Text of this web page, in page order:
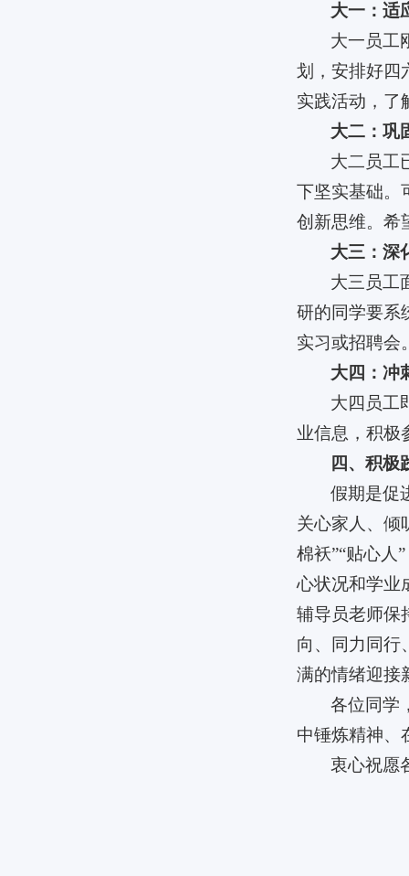
大一：适
大一员工
划，安排好四
实践活动，了
大二：巩
大二员工
下坚实基础。
创新思维。希
大三：深
大三员工
研的同学要系
实习或招聘会
大四：冲
大四员工
业信息，积极
四、积极
假期是促
关心家人、倾
棉袄”“贴心人
心状况和学业
辅导员老师保
向、同力同行
满的情绪迎接
各位同学
中锤炼精神、
衷心祝愿